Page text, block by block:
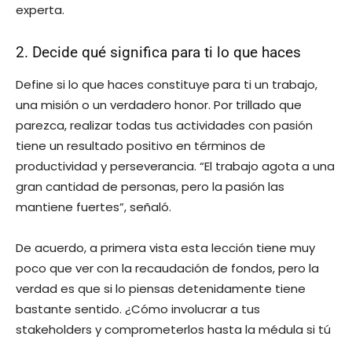
experta.
2. Decide qué significa para ti lo que haces
Define si lo que haces constituye para ti un trabajo,
una misión o un verdadero honor. Por trillado que
parezca, realizar todas tus actividades con pasión
tiene un resultado positivo en términos de
productividad y perseverancia. “El trabajo agota a una
gran cantidad de personas, pero la pasión las
mantiene fuertes”, señaló.
De acuerdo, a primera vista esta lección tiene muy
poco que ver con la recaudación de fondos, pero la
verdad es que si lo piensas detenidamente tiene
bastante sentido. ¿Cómo involucrar a tus
stakeholders y comprometerlos hasta la médula si tú